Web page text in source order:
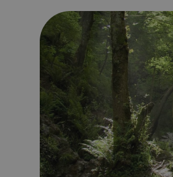
6 destinos frescos para